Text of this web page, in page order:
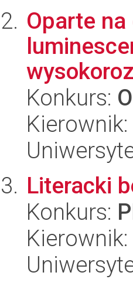
Oparte
Konkurs:
Literacki
Konkurs: